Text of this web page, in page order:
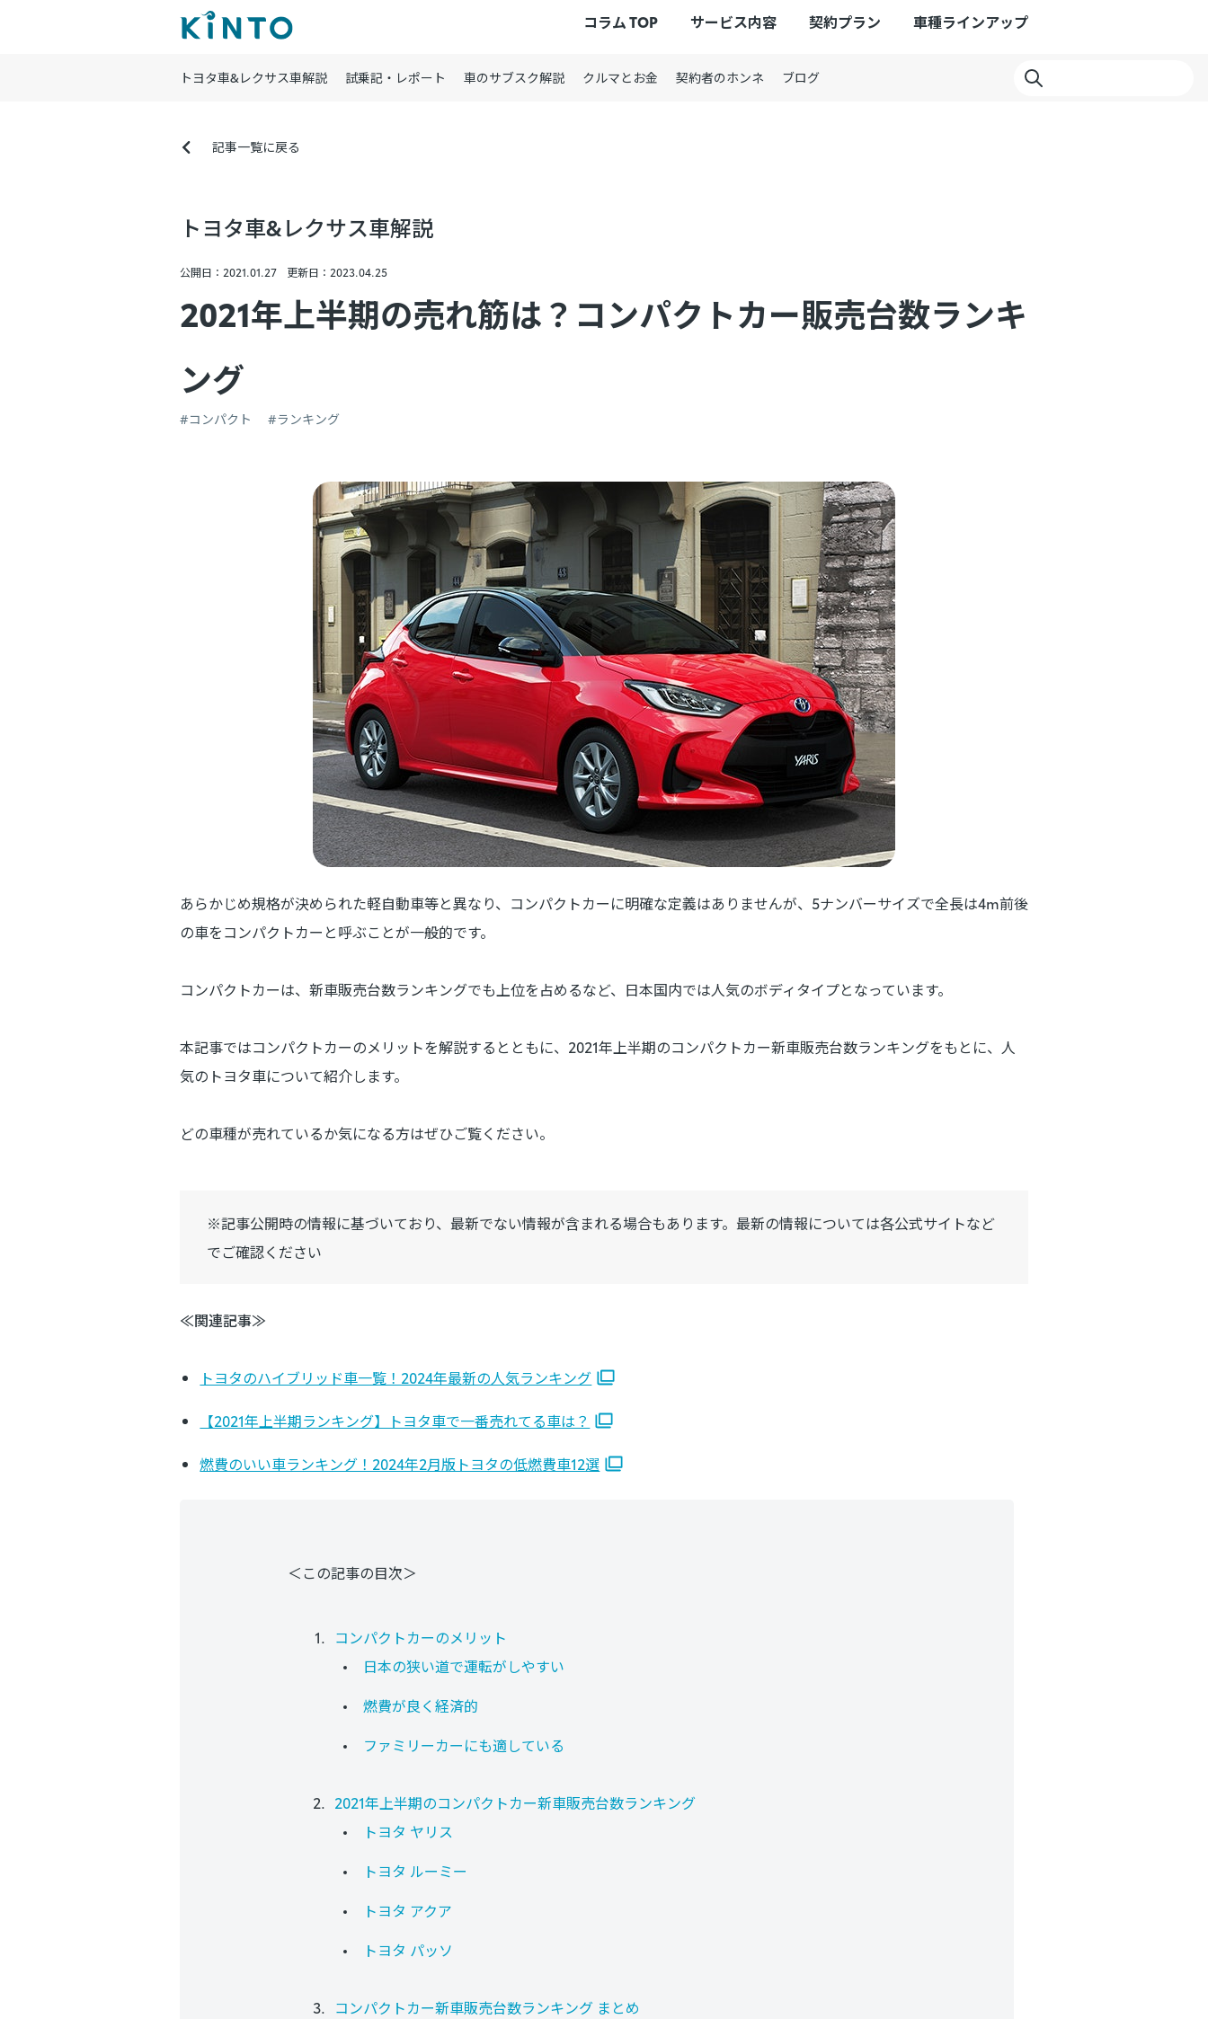
コラム TOP サービス内容 契約プラン 車種ラインアップ
トヨタ車&レクサス車解説 試乗記・レポート 車のサブスク解説 クルマとお金 契約者のホンネ ブログ
記事一覧に戻る
トヨタ車&レクサス車解説
公開日：2021.01.27 更新日：2023.04.25
2021年上半期の売れ筋は？コンパクトカー販売台数ランキ
ング
#コンパクト #ランキング
あらかじめ規格が決められた軽自動車等と異なり、コンパクトカーに明確な定義はありませんが、5ナンバーサイズで全長は4m前後
の車をコンパクトカーと呼ぶことが一般的です。
コンパクトカーは、新車販売台数ランキングでも上位を占めるなど、日本国内では人気のボディタイプとなっています。
本記事ではコンパクトカーのメリットを解説するとともに、2021年上半期のコンパクトカー新車販売台数ランキングをもとに、人
気のトヨタ車について紹介します。
どの車種が売れているか気になる方はぜひご覧ください。
※記事公開時の情報に基づいており、最新でない情報が含まれる場合もあります。最新の情報については各公式サイトなど
でご確認ください
≪関連記事≫
トヨタのハイブリッド車一覧！2024年最新の人気ランキング
【2021年上半期ランキング】トヨタ車で一番売れてる車は？
燃費のいい車ランキング！2024年2月版トヨタの低燃費車12選
＜この記事の目次＞
コンパクトカーのメリット
日本の狭い道で運転がしやすい
燃費が良く経済的
ファミリーカーにも適している
2021年上半期のコンパクトカー新車販売台数ランキング
トヨタ ヤリス
トヨタ ルーミー
トヨタ アクア
トヨタ パッソ
コンパクトカー新車販売台数ランキング まとめ